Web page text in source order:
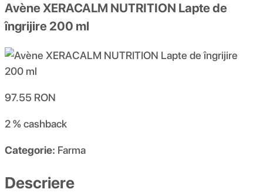
Avène XERACALM NUTRITION Lapte de
îngrijire 200 ml
97.55 RON
2 %cashback
Categorie: Farma
Descriere